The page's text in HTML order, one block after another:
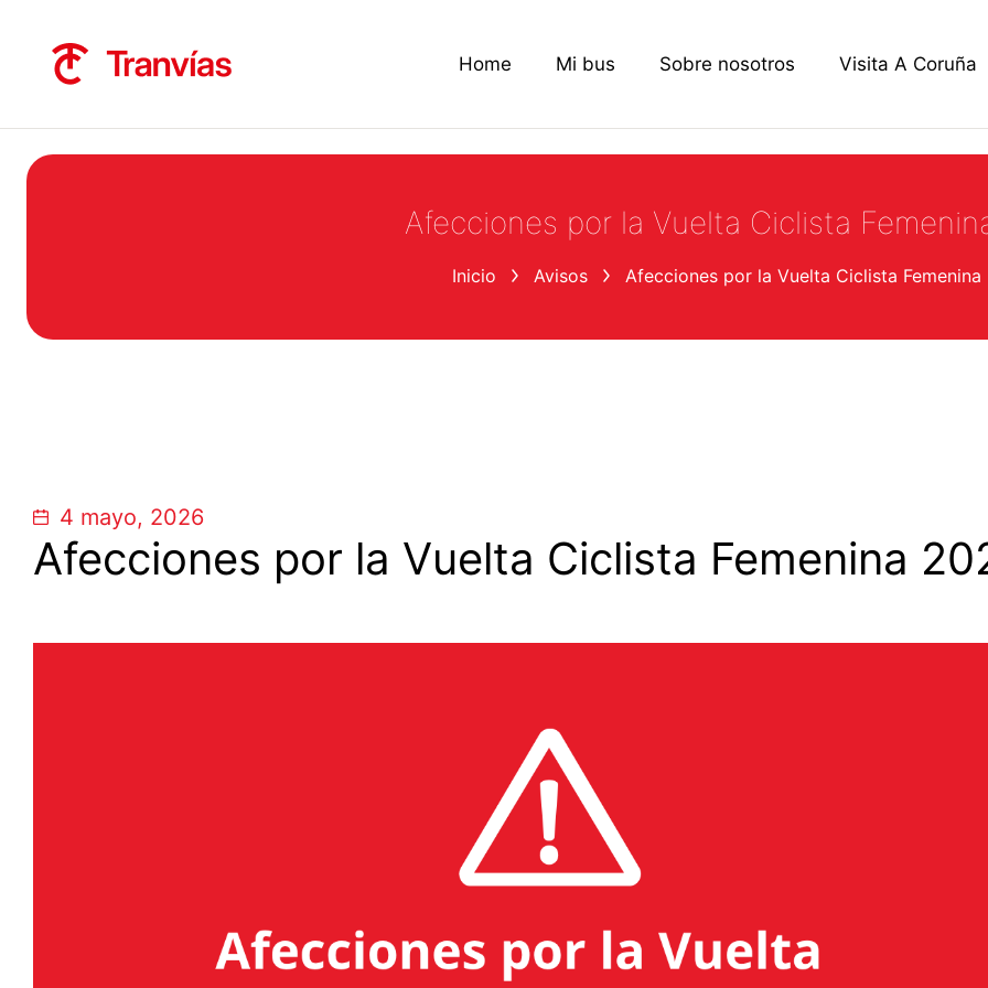
Home Mi bus Sobre nosotros Visita A Coruña
Afecciones por la Vuelta Ciclista
Inicio Avisos Afecciones por la Vuelta Ciclista Femenina
4 mayo, 2026
Afecciones por la Vuelta Ciclista Femenina